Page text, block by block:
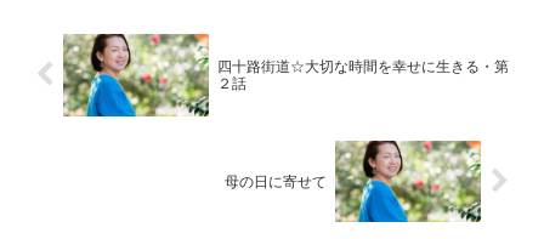
四十路街道☆大切な時間を幸せに生きる・第
２話
母の日に寄せて